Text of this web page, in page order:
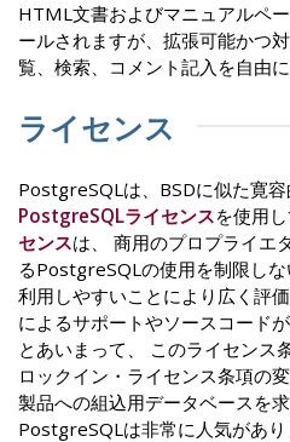
HTML文書およびマニュアルペ
ールされますが、拡張可能かつ
覧、検索、コメント記入を自由に
ライセンス
PostgreSQLは、BSDに似た寛容
PostgreSQLライセンスを使用
センスは、 商用のプロプライエ
るPostgreSQLの使用を制限し
利用しやすいことにより広く評
によるサポートやソースコード
とあいまって、 このライセンス
ロックイン・ライセンス条項の
製品への組込用データベースを求
PostgreSQLは非常に人気があり